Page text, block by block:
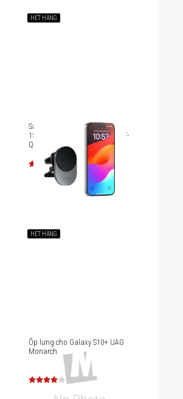
HẾT HÀNG
Sạc xe hơi Satechi Magsafe Qi2
15W kiêm giá đỡ cho iPhone ST-
Q2CCM
HẾT HÀNG
Ốp lưng cho Galaxy S10+ UAG
Monarch